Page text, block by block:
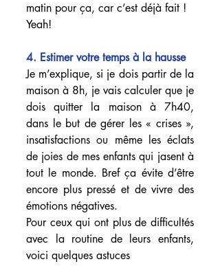
matin pour ça, car c’est déjà fait !
Yeah!
4. Estimer votre temps à la hausse
Je m’explique, si je dois partir de la
maison à 8h, je vais calculer que je
dois quitter la maison à 7h40,
dans le but de gérer les « crises »,
insatisfactions ou même les éclats
de joies de mes enfants qui jasent à
tout le monde. Bref ça évite d’être
encore plus pressé et de vivre des
émotions négatives.
Pour ceux qui ont plus de difficultés
avec la routine de leurs enfants,
voici quelques astuces